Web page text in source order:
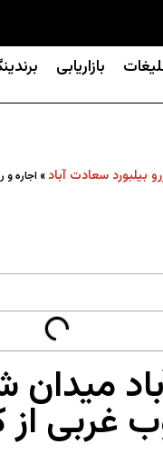
بازاریابی
بیلبورد سعادت آباد » اجاره
غربی از